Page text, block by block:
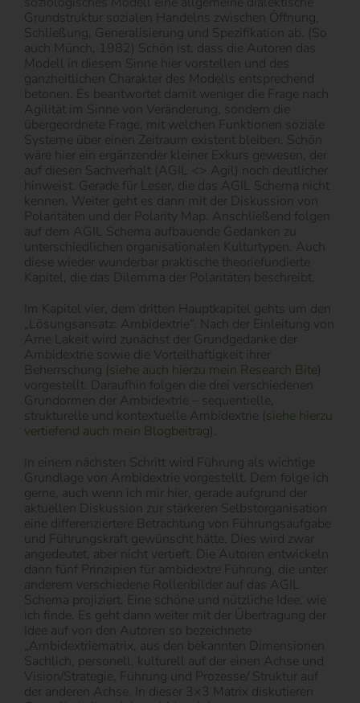
Grundstruktur sozialen Handelns zwischen Öffnung,
Schließung, Generalisierung und Spezifikation ab. (So
auch Münch, 1982) Schön ist, dass die Autoren das
Modell in diesem Sinne hier vorstellen und des
ganzheitlichen Charakter des Modells entsprechend
betonen. Es beantwortet damit weniger die Frage nach
Agilität im Sinne von Veränderung, sondern die
übergeordnete Frage, mit welchen Funktionen soziale
Systeme über einen Zeitraum existent bleiben. Schön
wäre hier ein ergänzender kleiner Exkurs gewesen, der
auf diesen Sachverhalt (AGIL <> Agil) noch deutlicher
hinweist. Gerade für Leser, die das AGIL Schema nicht
kennen. Weiter geht es dann mit der Diskussion von
Polaritäten und der Polarity Map. Anschließend folgen
auf dem AGIL Schema aufbauende Gedanken zu
unterschiedlichen organisationalen Kulturtypen. Auch
diese wieder wunderbar praktische theoriefundierte
Kapitel, die das Dilemma der Polaritäten beschreibt.
Im Kapitel vier, dem dritten Hauptkapitel gehts um den
„Lösungsansatz: Ambidextrie“. Nach der Einleitung von
Arne Lakeit wird zunächst der Grundgedanke der
Ambidextrie sowie die Vorteilhaftigkeit ihrer
Beherrschung (siehe auch hierzu mein Research Bite)
vorgestellt. Daraufhin folgen die drei verschiedenen
Grundormen der Ambidextrie – sequentielle,
strukturelle und kontextuelle Ambidextrie (siehe hierzu
vertiefend auch mein Blogbeitrag).
In einem nächsten Schritt wird Führung als wichtige
Grundlage von Ambidextrie vorgestellt. Dem folge ich
gerne, auch wenn ich mir hier, gerade aufgrund der
aktuellen Diskussion zur stärkeren Selbstorganisation
eine differenziertere Betrachtung von Führungsaufgabe
und Führungskraft gewünscht hätte. Dies wird zwar
angedeutet, aber nicht vertieft. Die Autoren entwickeln
dann fünf Prinzipien für ambidextre Führung, die unter
anderem verschiedene Rollenbilder auf das AGIL
Schema projiziert. Eine schöne und nützliche Idee, wie
ich finde. Es geht dann weiter mit der Übertragung der
Idee auf von den Autoren so bezeichnete
„Ambidextriematrix, aus den bekannten Dimensionen
Sachlich, personell, kulturell auf der einen Achse und
Vision/Strategie, Führung und Prozesse/ Struktur auf
der anderen Achse. In dieser 3×3 Matrix diskutieren